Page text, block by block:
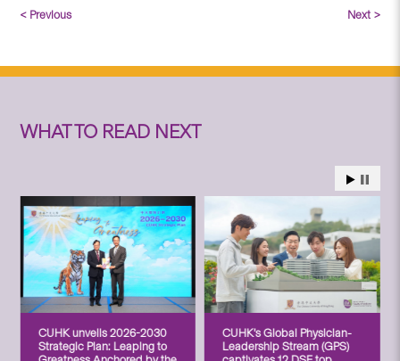
< Previous Next >
WHAT TO READ NEXT
CUHK unveils 2026-2030
Strategic Plan: Leaping to
CUHK’s Global Physician-
Leadership Stream (GPS)